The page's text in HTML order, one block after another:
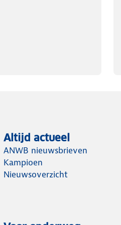
Altijd actueel
ANWB nieuwsbrieven
Kampioen
Nieuwsoverzicht